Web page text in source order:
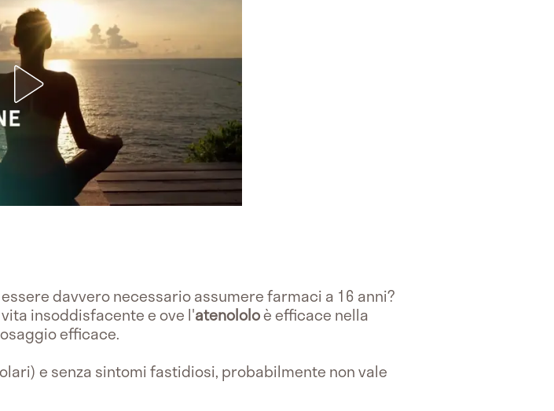
davvero necessario assumere farmaci a 16 anni?
insoddisfacente e ove l'atenololoè efficace nella
efficace.
e senza sintomi fastidiosi, probabilmente non vale